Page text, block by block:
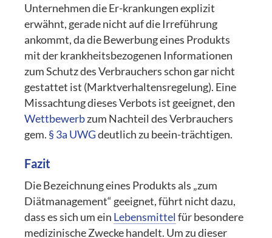
Unternehmen die Er-krankungen explizit
erwähnt, gerade nicht auf die Irreführung
ankommt, da die Bewerbung eines Produkts
mit der krankheitsbezogenen Informationen
zum Schutz des Verbrauchers schon gar nicht
gestattet ist (Marktverhaltensregelung). Eine
Missachtung dieses Verbots ist geeignet, den
Wettbewerbzum Nachteil des Verbrauchers
gem. § 3a UWGdeutlich zu beein-trächtigen.
Fazit
Die Bezeichnung eines Produkts als „zum
Diätmanagement“ geeignet, führt nicht dazu,
dass es sich um ein Lebensmittel für besondere
medizinische Zwecke handelt. Um zu dieser